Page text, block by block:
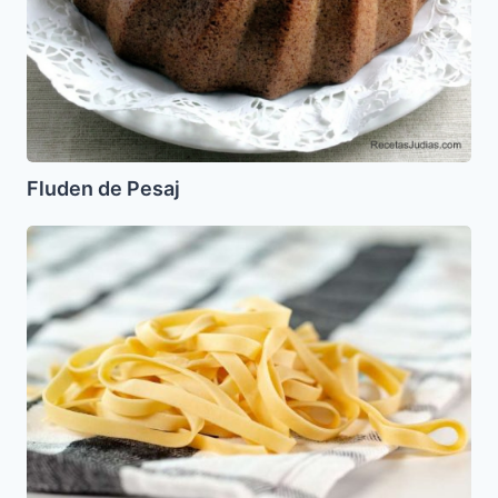
Fluden de Pesaj
Lokshn
de
Pesach
(Fideos)